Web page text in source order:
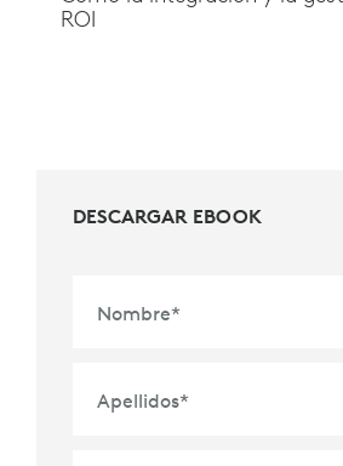
ROI
DESCARGAR EBOOK
Nombre*
Apellidos*